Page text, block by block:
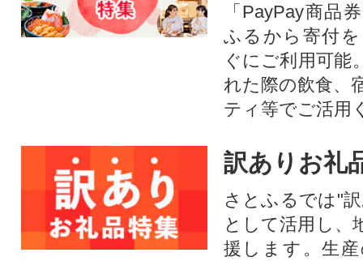
「PayPay商品
ふるから寄付
ぐにご利用可能
れた際の飲食、
ティ等でご活用
訳ありお礼
さとふるでは"
として活用し、
援します。⽣